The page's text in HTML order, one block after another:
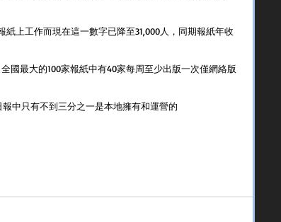
紙上工作而現在這一數字已降至31,000人，同期報紙年收
國最大的100家報紙中有40家每周至少出版一次僅網絡版
中只有不到三分之一是本地擁有和運營的